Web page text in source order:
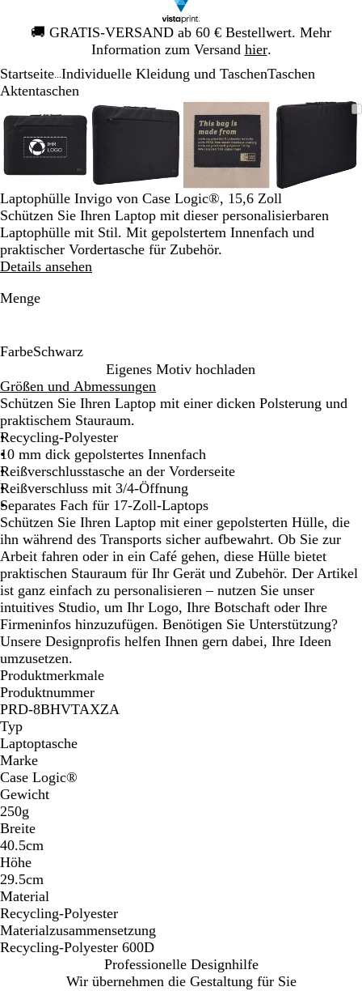
🚚 GRATIS-VERSAND ab 60 € Bestellwert. Mehr
Information zum Versand hier.
Galeriebild
1
Startseite Individuelle Kleidung und TaschenTaschen
Aktentaschen
Vergrößer-/verkleinerbares
Bild
auf
Minimum
zum
Vergrößern
Verwenden
Sie
die
Tasten
+
und
zum
Zoomen
die
Vergrößer-/verkleinerbares
Bild
Zoom
auf
Minimum
Klicken
zum
Vergrößern
Verwenden
Sie
und
-
zum
Zoomen
Vergrößer-/
Bild
Zoom
auf
Minimum
Klicken
zum
Vergrößern
Verwenden
Sie
die
Tasten
und
zum
Zoom
Klicken
+
1
4
Laptophülle Invigo von Case Logic®, 15,6 Zoll
Schützen Sie Ihren Laptop mit dieser personalisierbaren
Laptophülle mit Stil. Mit gepolstertem Innenfach und
praktischer Vordertasche für Zubehör.
Details ansehen
Menge
FarbeSchwarz
c
h
w
a
r
z
Eigenes Motiv hochladen
Größen und Abmessungen
Schützen Sie Ihren Laptop mit einer dicken Polsterung und
praktischem Stauraum.
Recycling-Polyester
10 mm dick gepolstertes Innenfach
Reißverschlusstasche an der Vorderseite
Reißverschluss mit 3/4-Öffnung
Separates Fach für 17-Zoll-Laptops
Schützen Sie Ihren Laptop mit einer gepolsterten Hülle, die
ihn während des Transports sicher aufbewahrt. Ob Sie zur
Arbeit fahren oder in ein Café gehen, diese Hülle bietet
praktischen Stauraum für Ihr Gerät und Zubehör. Der Artikel
ist ganz einfach zu personalisieren – nutzen Sie unser
intuitives Studio, um Ihr Logo, Ihre Botschaft oder Ihre
Firmeninfos hinzuzufügen. Benötigen Sie Unterstützung?
Unsere Designprofis helfen Ihnen gern dabei, Ihre Ideen
umzusetzen.
Produktmerkmale
Produktnummer
PRD-8BHVTAXZA
Typ
Laptoptasche
Marke
Case Logic®
Gewicht
250g
Breite
40.5cm
Höhe
29.5cm
Material
Recycling-Polyester
Materialzusammensetzung
Recycling-Polyester 600D
Professionelle Designhilfe
Wir übernehmen die Gestaltung für Sie